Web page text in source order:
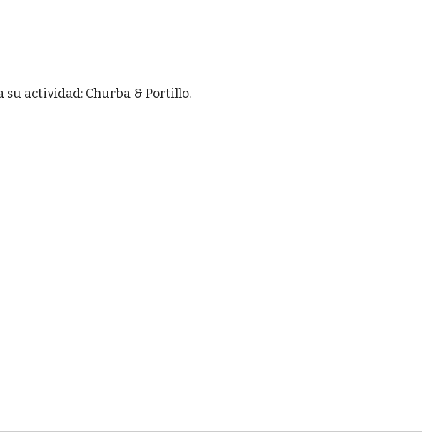
actividad: Churba & Portillo.